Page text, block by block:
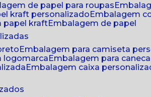
de papel para roupas
kraft personalizado
embalagem
papel kraft
embalagem de papel
embalagem para camiseta
logomarca
embalagem para
embalagem caixa